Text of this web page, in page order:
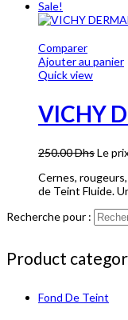
Sale!
Comparer
Ajouter au panier
Quick view
VICHY
250.00DhsLe
Cernes,
de Teint Fluide.
Recherche pour :
Product
Fond De Teint